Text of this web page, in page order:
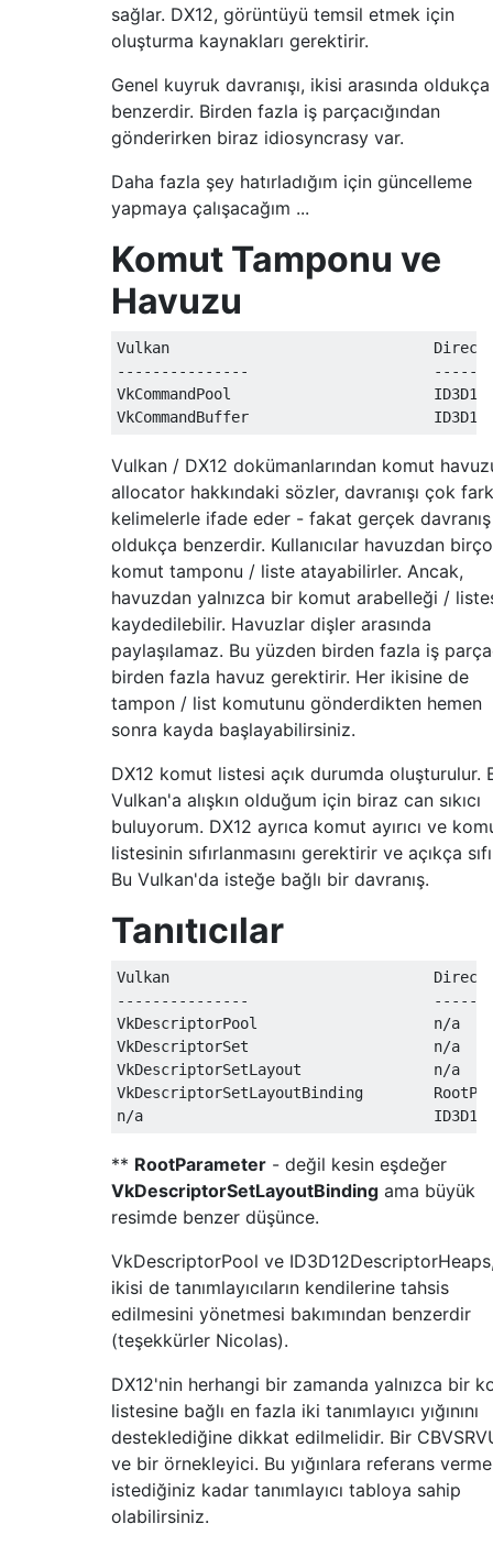
sağlar. DX12, görüntüyü temsil etmek için
oluşturma kaynakları gerektirir.
Genel kuyruk davranışı, ikisi arasında oldukça
benzerdir. Birden fazla iş parçacığından
gönderirken biraz idiosyncrasy var.
Daha fazla şey hatırladığım için güncelleme
yapmaya çalışacağım ...
Komut Tamponu ve
Havuzu
Vulkan                              DirectX
---------------
VkCommandPool
Vulkan / DX12 dokümanlarından komut
allocator hakkındaki sözler, davranışı çok
kelimelerle ifade eder - fakat gerçek davranış
oldukça benzerdir. Kullanıcılar havuzdan
komut tamponu / liste atayabilirler. Ancak,
havuzdan yalnızca bir komut arabelleği /
kaydedilebilir. Havuzlar dişler arasında
paylaşılamaz. Bu yüzden birden fazla iş
birden fazla havuz gerektirir. Her ikisine de
tampon / list komutunu gönderdikten hemen
sonra kayda başlayabilirsiniz.
DX12 komut listesi açık durumda oluşturulur.
Vulkan'a alışkın olduğum için biraz can sıkıcı
buluyorum. DX12 ayrıca komut ayırıcı ve
listesinin sıfırlanmasını gerektirir ve açıkça
Bu Vulkan'da isteğe bağlı bir davranış.
Tanıtıcılar
Vulkan                              DirectX
---------------
VkDescriptorPool                    n/a
VkDescriptorSet                     n/a
VkDescriptorSetLayout               n/a
VkDescriptorSetLayoutBinding
** RootParameter - değil kesin eşdeğer
VkDescriptorSetLayoutBinding ama büyük
resimde benzer düşünce.
VkDescriptorPool ve
ikisi de tanımlayıcıların kendilerine tahsis
edilmesini yönetmesi bakımından benzerdir
(teşekkürler Nicolas).
DX12'nin herhangi bir zamanda yalnızca bir
listesine bağlı en fazla iki tanımlayıcı yığınını
desteklediğine dikkat edilmelidir. Bir
ve bir örnekleyici. Bu yığınlara referans
istediğiniz kadar tanımlayıcı tabloya sahip
olabilirsiniz.